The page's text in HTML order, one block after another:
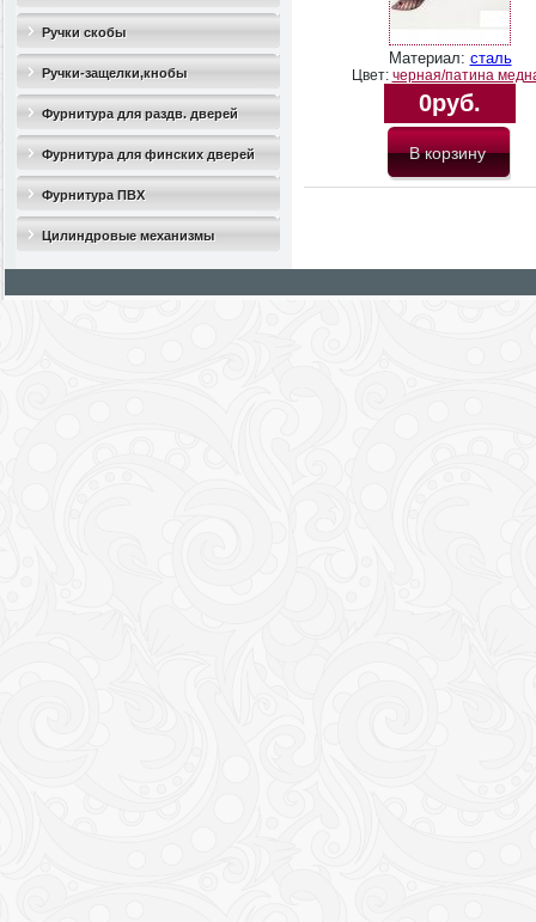
Ручки скобы
Ручки-защелки,кнобы
Фурнитура для раздв. дверей
Фурнитура для финских дверей
Фурнитура ПВХ
Цилиндровые механизмы
Материал: сталь
Цвет: черная/патина
0руб.